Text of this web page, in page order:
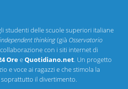
studenti delle scuole superiori italiane
thinking(già Osservatorio
con i siti internet di
OreeQuotidiano.net. Un progetto
e voce ai ragazzi e che stimola la
il divertimento.